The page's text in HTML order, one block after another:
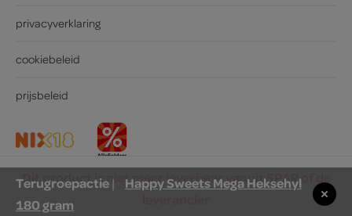
Dit product is niet meer leverbaar vanuit SPAR of de
privacyverklaring
cookiebeleid
prijsbeleid
Terugroepactie|
Happy Sweets Mega Heksehyl
180 gram